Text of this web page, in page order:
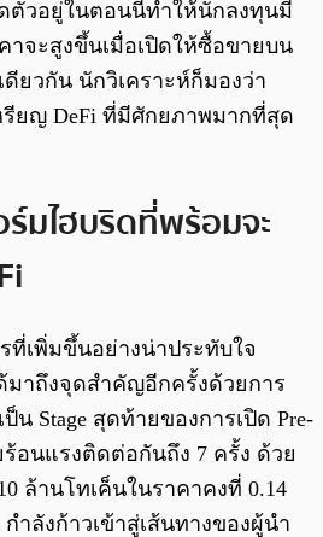
ดตัวอยู่ในตอนนี้ทำให้นักลงทุนมี
าจะสูงขึ้นเมื่อเปิดให้ซื้อขายบน
ยวกัน นักวิเคราะห์ก็มองว่า
รียญ DeFi ที่มีศักยภาพมากที่สุด
มไฮบริดที่พร้อมจะ
ที่เพิ่มขึ้นอย่างน่าประทับใจ
มาถึงจุดสำคัญอีกครั้งด้วยการ
น Stage สุดท้ายของการเปิด Pre-
อนแรงติดต่อกันถึง 7 ครั้ง ด้วย
ล้านโทเค็นในราคาคงที่ 0.14
ำลังก้าวเข้าสู่เส้นทางของผู้นำ